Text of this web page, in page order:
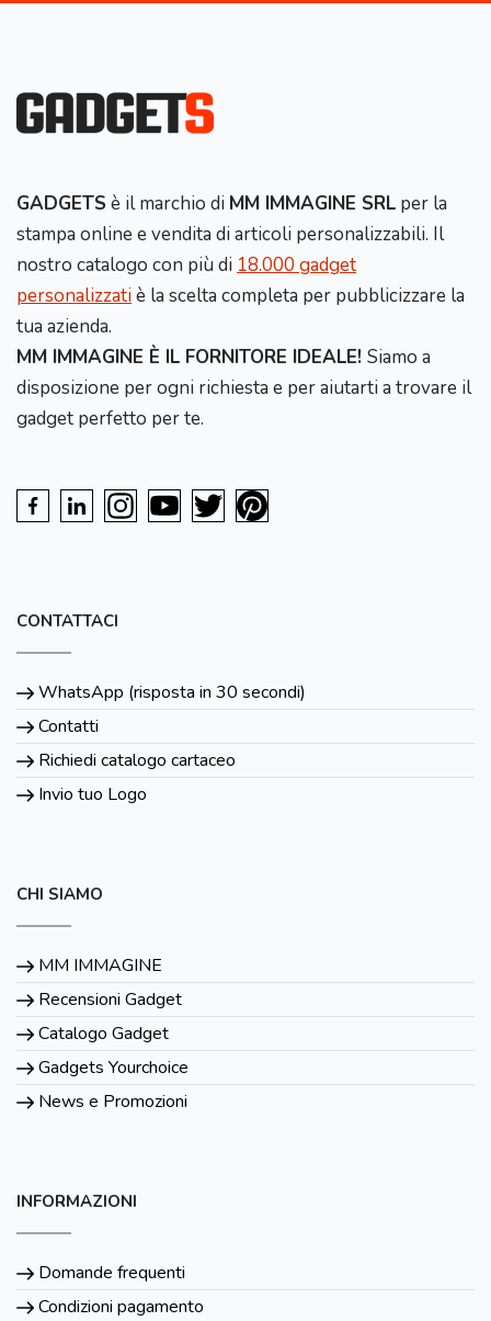
GADGETS è il marchio di MM IMMAGINE SRL per la
stampa online e vendita di articoli personalizzabili. Il
nostro catalogo con più di 18.000 gadget
personalizzatiè la scelta completa per pubblicizzare la
tua azienda.
MM IMMAGINE È IL FORNITORE IDEALE! Siamo a
disposizione per ogni richiesta e per aiutarti a trovare il
gadget perfetto per te.
CONTATTACI
WhatsApp (risposta in 30 secondi)
Contatti
Richiedi catalogo cartaceo
Invio tuo Logo
CHI SIAMO
MM IMMAGINE
Recensioni Gadget
Catalogo Gadget
Gadgets Yourchoice
News e Promozioni
INFORMAZIONI
Domande frequenti
Condizioni pagamento